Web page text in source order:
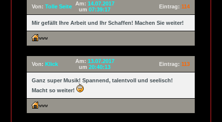
Von: Tolle Seite Am: 14.07.2017
um 07:39:17 Eintrag: 114
Mir gefällt Ihre Arbeit und Ihr Schaffen! Machen Sie weiter!
Von: Klick Am: 13.07.2017
um 20:40:13 Eintrag: 113
Ganz super Musik! Spannend, talentvoll und seelisch!
Macht so weiter!